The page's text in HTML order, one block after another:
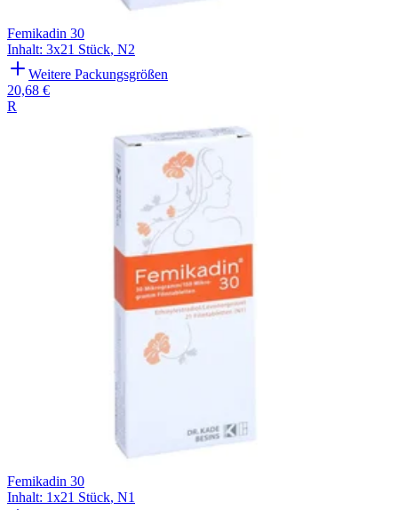
Femikadin 30
Inhalt: 3x21 Stück, N2
Weitere Packungsgrößen
20,68 €
R
Femikadin 30
Inhalt: 1x21 Stück, N1